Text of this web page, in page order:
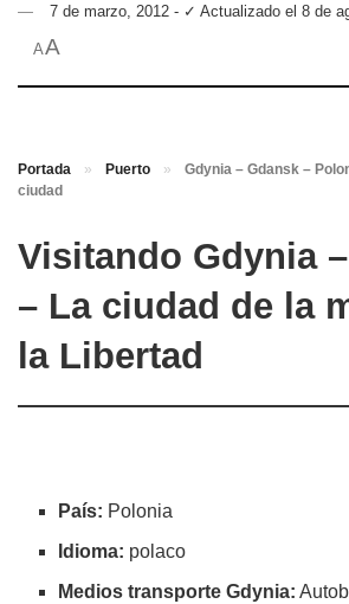
7 de marzo, 2012 - ✓ Actualizado el 8 de
AA
Portada » Puerto »
Gdynia – Gdansk –
ciudad
Visitando Gdynia
– La ciudad de la
la Libertad
País: Polonia
Idioma: polaco
Medios transporte Gdynia: